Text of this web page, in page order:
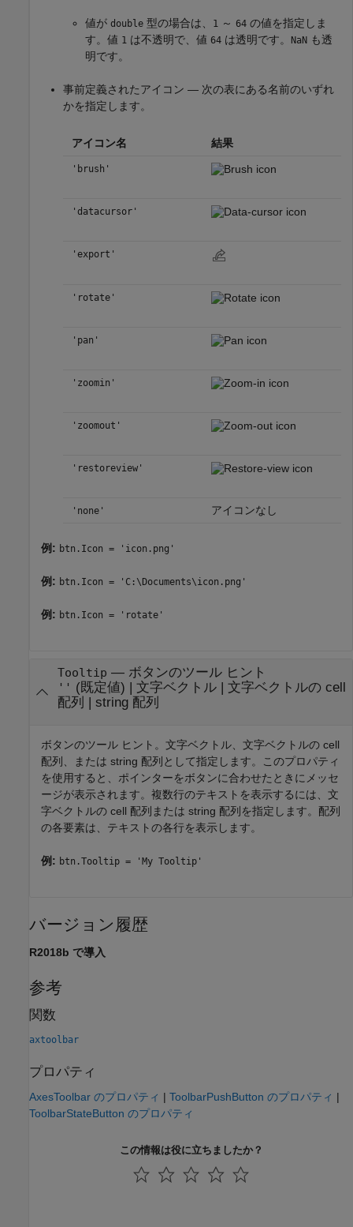
値が double 型の場合は、 1 ～ 64 の値を指定しま
す。値 1 は不透明で、値 64 は透明です。 NaN も透
明です。
事前定義されたアイコン — 次の表にある名前のいずれ
かを指定します。
アイコン名 結果
'brush'
'datacursor'
'export'
'rotate'
'pan'
'zoomin'
'zoomout'
'restoreview'
'none' アイコンなし
例: btn.Icon = 'icon.png'
例: btn.Icon = 'C:\Documents\icon.png'
例: btn.Icon = 'rotate'
Tooltip — ボタンのツール ヒント
'' (既定値) | 文字ベクトル| 文字ベクトルの cell
配列
string 配列
ボタンのツール ヒント。文字ベクトル、文字ベクトルの cell
配列、または string 配列として指定します。このプロパティ
を使用すると、ポインターをボタンに合わせたときにメッセ
ージが表示されます。複数行のテキストを表示するには、文
字ベクトルの cell 配列または string 配列を指定します。配列
の各要素は、テキストの各行を表示します。
例: btn.Tooltip = 'My Tooltip'
バージョン履歴
R2018b で導入
参考
関数
axtoolbar
プロパティ
AxesToolbar のプロパティ | ToolbarPushButton のプロパティ |
ToolbarStateButton のプロパティ
この情報は役に立ちましたか？